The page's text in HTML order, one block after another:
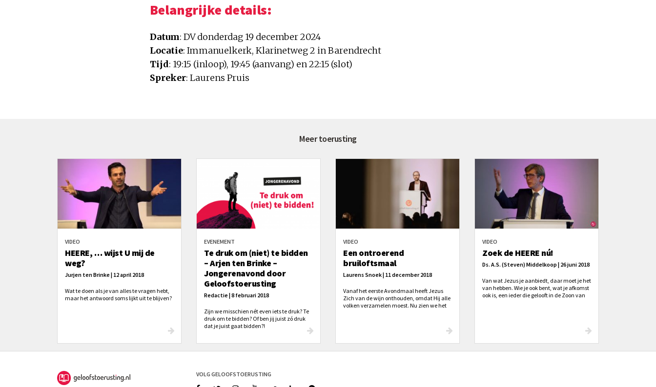
Belangrijke details:
Datum: DV donderdag 19 december 2024
Locatie: Immanuelkerk, Klarinetweg 2 in Barendrecht
Tijd: 19:15 (inloop), 19:45 (aanvang) en 22:15 (slot)
Spreker: Laurens Pruis
Meer toerusting
VIDEO
HEERE, … wijst U mij de
weg?
Jurjen ten Brinke | 12 april 2018
Wat te doen als je van alles te vragen hebt,
maar het antwoord soms lijkt uit te blijven?
EVENEMENT
Te druk om (niet) te bidden
– Arjen ten Brinke –
Jongerenavond door
Geloofstoerusting
Redactie | 8 februari 2018
Zijn we misschien nét even iets te druk? Te
druk om te bidden? Of ben jij juist zó druk
dat je juist gaat bidden?!
VIDEO
Een ontroerend
bruiloftsmaal
Laurens Snoek | 11 december 2018
Vanaf het eerste Avondmaal heeft Jezus
Zich van de wijn onthouden, omdat Hij alle
volken verzamelen moest. Nu zien we het
VIDEO
Zoek de HEERE nú!
Ds. A.S. (Steven) Middelkoop | 26 juni 2018
Van wat Jezus je aanbiedt, daar moet je het
van hebben. Wie je ook bent, wat je afkomst
ook is, een ieder die gelooft in de Zoon van
VOLG GELOOFSTOERUSTING